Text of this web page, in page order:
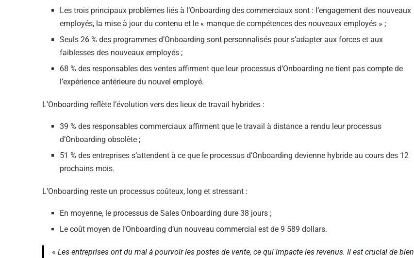
Les trois principaux problèmes liés à l’Onboarding des commerciaux sont : l’engagement des nouveaux
employés, la mise à jour du contenu et le « manque de compétences des nouveaux employés » ;
Seuls 26 % des programmes d’Onboarding sont personnalisés pour s’adapter aux forces et aux
faiblesses des nouveaux employés ;
68 % des responsables des ventes affirment que leur processus d’Onboarding ne tient pas compte de
l’expérience antérieure du nouvel employé.
L’Onboarding reflète l’évolution vers des lieux de travail hybrides :
39 % des responsables commerciaux affirment que le travail à distance a rendu leur processus
d’Onboarding obsolète ;
51 % des entreprises s’attendent à ce que le processus d’Onboarding devienne hybride au cours des 12
prochains mois.
L’Onboarding reste un processus coûteux, long et stressant :
En moyenne, le processus de Sales Onboarding dure 38 jours ;
Le coût moyen de l’Onboarding d’un nouveau commercial est de 9 589 dollars.
« Les entreprises ont du mal à pourvoir les postes de vente, ce qui impacte les revenus. Il est crucial de bien